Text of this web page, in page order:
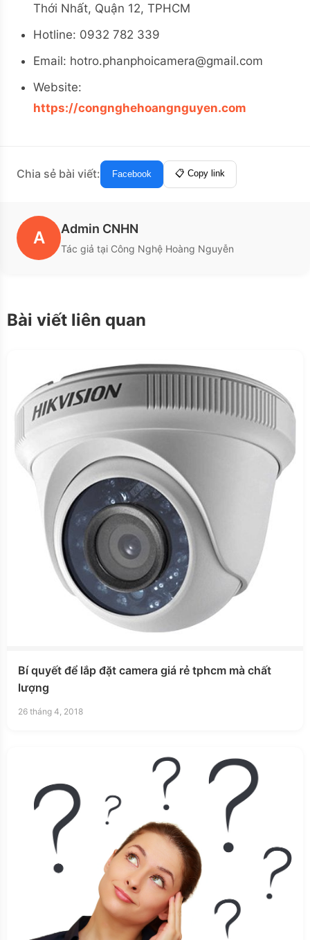
Thới Nhất, Quận 12, TPHCM
Hotline: 0932 782 339
Email: hotro.phanphoicamera@gmail.com
Website:
https://congnghehoangnguyen.com
Chia sẻ bài viết: Facebook 📋 Copy link
A Admin CNHN
Tác giả tại Công Nghệ Hoàng Nguyễn
Bài viết liên quan
Bí quyết để lắp đặt camera giá rẻ tphcm mà chất
lượng
26 tháng 4, 2018